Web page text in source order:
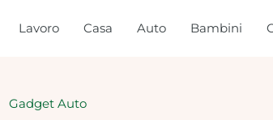
Lavoro Casa Auto Bambini
Gadget Auto